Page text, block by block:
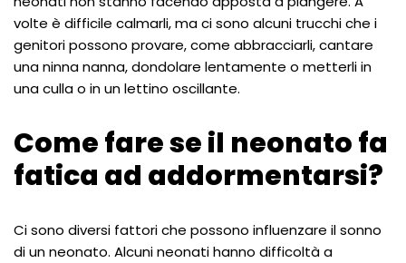
volte è difficile calmarli, ma ci sono alcuni trucchi che i
genitori possono provare, come abbracciarli, cantare
una ninna nanna, dondolare lentamente o metterli in
una culla o in un lettino oscillante.
Come fare se il neonato fa
fatica ad addormentarsi?
Ci sono diversi fattori che possono influenzare il sonno
di un neonato. Alcuni neonati hanno difficoltà a